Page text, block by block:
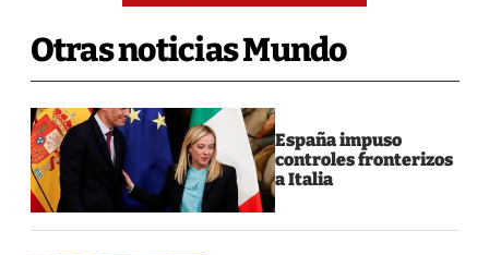
Otras noticias Mundo
España impuso
controles fronterizos
a Italia